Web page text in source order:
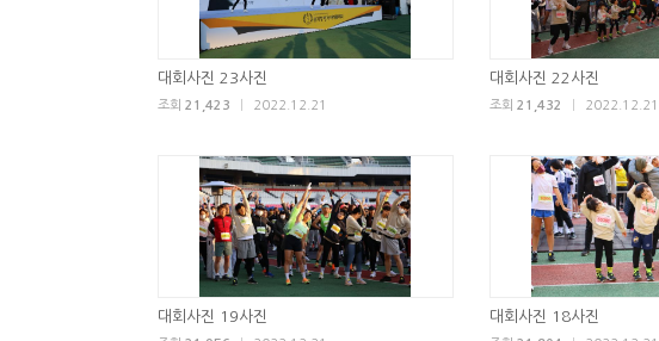
대회사진 23사진
조회 21,423 2022.12.21
대회사진 22사진
조회 21,432 2022.12.21
대회사진 19사진 대회사진 18사진